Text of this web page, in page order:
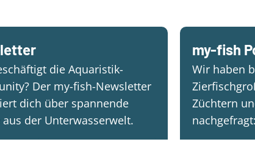
die Aquaristik-
Der my-fish-Newsletter
dich über spannende
der Unterwasserwelt.
my-fish
Wir haben
Züchtern
nachgefragt: